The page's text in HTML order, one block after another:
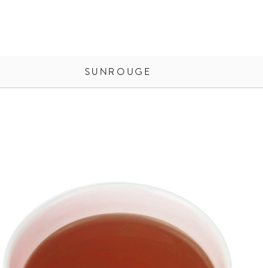
SUNROUGE